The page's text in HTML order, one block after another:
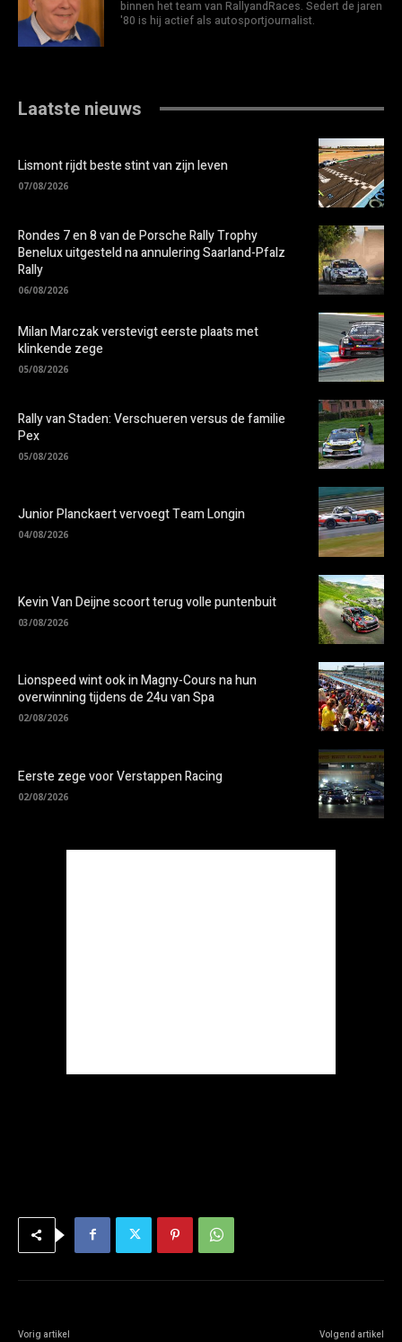
binnen het team van RallyandRaces. Sedert de jaren
'80 is hij actief als autosportjournalist.
Laatste nieuws
Lismont rijdt beste stint van zijn leven
07/08/2026
Rondes 7 en 8 van de Porsche Rally Trophy
Benelux uitgesteld na annulering Saarland-Pfalz
Rally
06/08/2026
Milan Marczak verstevigt eerste plaats met
klinkende zege
05/08/2026
Rally van Staden: Verschueren versus de familie
Pex
05/08/2026
Junior Planckaert vervoegt Team Longin
04/08/2026
Kevin Van Deijne scoort terug volle puntenbuit
03/08/2026
Lionspeed wint ook in Magny-Cours na hun
overwinning tijdens de 24u van Spa
02/08/2026
Eerste zege voor Verstappen Racing
02/08/2026
Vorig artikel Volgend artikel